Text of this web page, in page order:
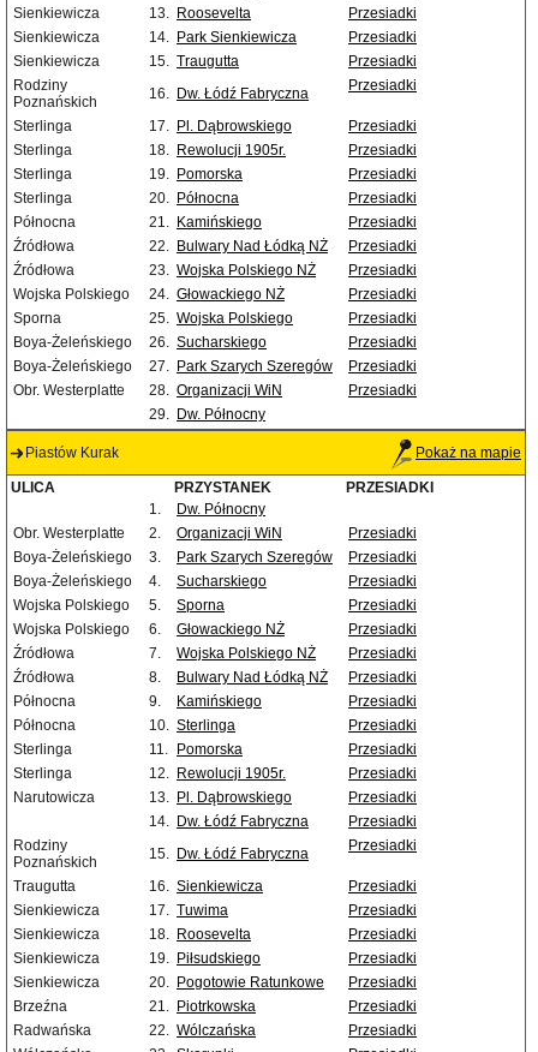
Sienkiewicza
13. Roosevelta
Przesiadki
Sienkiewicza
14. Park Sienkiewicza
Przesiadki
Sienkiewicza
15. Traugutta
Przesiadki
Rodziny
Poznańskich
16. Dw. Łódź Fabryczna Przesiadki
Sterlinga 17. Pl. Dąbrowskiego
Przesiadki
Sterlinga
18. Rewolucji 1905r.
Przesiadki
Sterlinga
19. Pomorska
Przesiadki
Sterlinga
20. Północna
Przesiadki
Północna
21. Kamińskiego
Przesiadki
Źródłowa
22. Bulwary Nad Łódką NŻ
Przesiadki
Źródłowa
23. Wojska Polskiego NŻ
Przesiadki
Wojska Polskiego
24. Głowackiego NŻ
Przesiadki
Sporna
25. Wojska Polskiego
Przesiadki
Boya-Żeleńskiego
26. Sucharskiego
Przesiadki
Boya-Żeleńskiego
27. Park Szarych Szeregów
Przesiadki
Obr. Westerplatte
28. Organizacji WiN
Przesiadki
29. Dw. Północny
Piastów Kurak Pokaż na mapie
ULICA PRZYSTANEK
PRZESIADKI
1.
Dw. Północny
Obr. Westerplatte
2. Organizacji WiN
Przesiadki
Boya-Żeleńskiego
3. Park Szarych Szeregów
Przesiadki
Boya-Żeleńskiego
4. Sucharskiego
Przesiadki
Wojska Polskiego
5. Sporna
Przesiadki
Wojska Polskiego
6. Głowackiego NŻ
Przesiadki
Źródłowa
7. Wojska Polskiego NŻ
Przesiadki
Źródłowa
8. Bulwary Nad Łódką NŻ
Przesiadki
Północna
9. Kamińskiego
Przesiadki
Północna
10. Sterlinga
Przesiadki
Sterlinga
11. Pomorska
Przesiadki
Sterlinga
12. Rewolucji 1905r.
Przesiadki
Narutowicza
13. Pl. Dąbrowskiego
Przesiadki
14. Dw. Łódź Fabryczna
Przesiadki
Rodziny
Poznańskich
15. Dw. Łódź Fabryczna Przesiadki
Traugutta 16. Sienkiewicza
Przesiadki
Sienkiewicza
17. Tuwima
Przesiadki
Sienkiewicza
18. Roosevelta
Przesiadki
Sienkiewicza
19. Piłsudskiego
Przesiadki
Sienkiewicza
20. Pogotowie Ratunkowe
Przesiadki
Brzeźna
21. Piotrkowska
Przesiadki
Radwańska
22. Wólczańska
Przesiadki